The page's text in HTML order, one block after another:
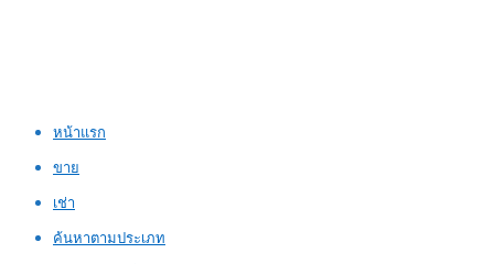
หน้าแรก
ขาย
เช่า
ค้นหาตามประเภท